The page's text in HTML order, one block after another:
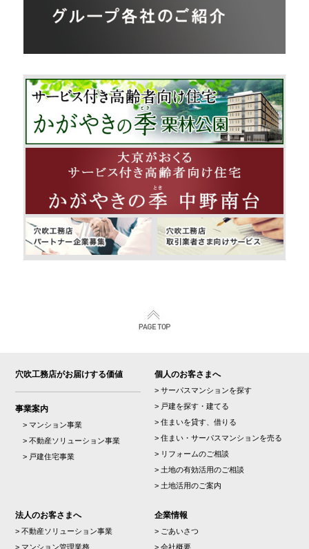
穴吹工務店がお届けする価値
事業案内
> マンション事業
> 不動産ソリューション事業
> 戸建住宅事業
個人のお客さまへ
> サーパスマンションを探す
> 戸建を探す・建てる
> 住まいを貸す、借りる
> 住まい・サーパスマンションを売る
> リフォームのご相談
> 土地の有効活用のご相談
> 土地活用のご案内
法人のお客さまへ
> 不動産ソリューション事業
> マンション管理業務
企業情報
> ごあいさつ
> 会社概要